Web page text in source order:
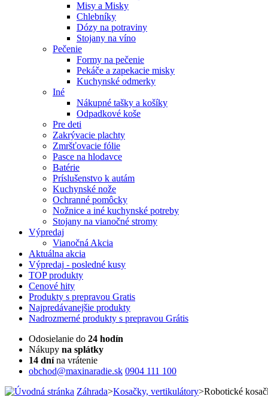
Misy a Misky
Chlebníky
Dózy na potraviny
Stojany na víno
Pečenie
Formy na pečenie
Pekáče a zapekacie misky
Kuchynské odmerky
Iné
Nákupné tašky a košíky
Odpadkové koše
Pre deti
Zakrývacie plachty
Zmršťovacie fólie
Pasce na hlodavce
Batérie
Príslušenstvo k autám
Kuchynské nože
Ochranné pomôcky
Nožnice a iné kuchynské potreby
Stojany na vianočné stromy
Výpredaj
Vianočná Akcia
Aktuálna akcia
Výpredaj - posledné kusy
TOPprodukty
Cenové hity
Produkty s prepravou Gratis
Najpredávanejšie produkty
Nadrozmerné produkty s prepravou Grátis
Odosielanie do 24 hodín
Nákupy na splátky
14 dnína vrátenie
obchod@maxinaradie.sk 0904 111 100
Záhrada>Kosačky, vertikulátory>Robotické